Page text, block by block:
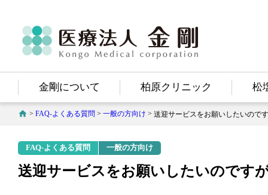
医療法人
金剛
Kongo Medical Corporation
金剛について 柏原クリニック 松
> FAQ-よくある質問 > 一般の方向け > 送迎サービスをお願いしたいので
FAQ-よくある質問 一般の方向け
送迎サービスをお願いしたいのです